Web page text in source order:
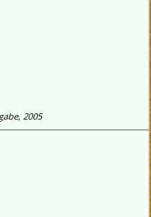
2005